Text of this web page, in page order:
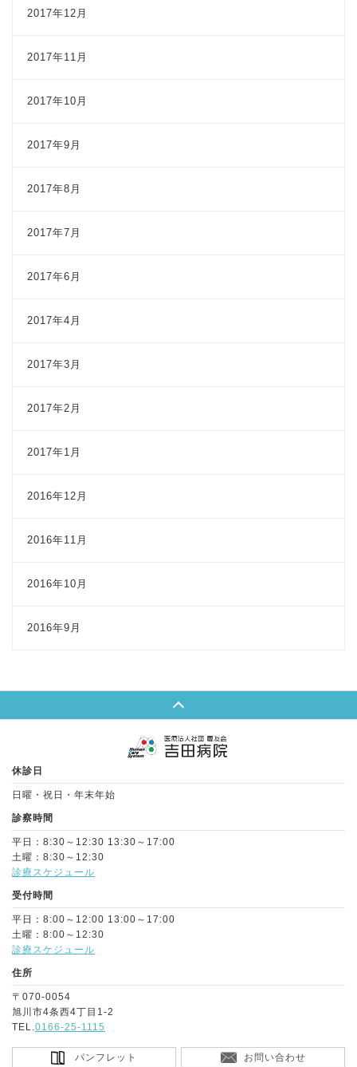
2017年12月
2017年11月
2017年10月
2017年9月
2017年8月
2017年7月
2017年6月
2017年4月
2017年3月
2017年2月
2017年1月
2016年12月
2016年11月
2016年10月
2016年9月
休診日
日曜・祝日・年末年始
診察時間
平日：8:30～12:30 13:30～17:00
土曜：8:30～12:30
診療スケジュール
受付時間
平日：8:00～12:00 13:00～17:00
土曜：8:00～12:30
診療スケジュール
住所
〒070-0054
旭川市4条西4丁目1-2
TEL. 0166-25-1115
パンフレット
お問い合わせ